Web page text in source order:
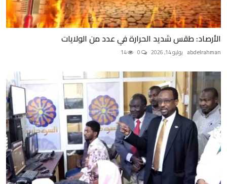
الأرصاد: طقس شديد الحرارة في عدد من الولايات
abdelrahman يوليو 14, 2026